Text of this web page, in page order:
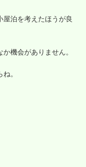
屋泊を考えたほうが良
機会がありません。
。